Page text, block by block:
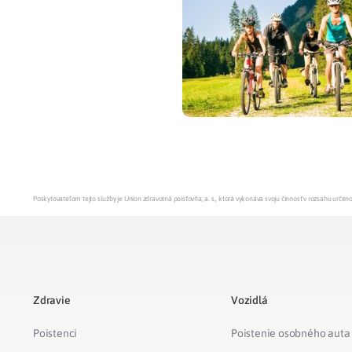
Zdravotné
Prečo Union
Poskytovateľom tejto služby je Union zdravotná poisťovňa, a. s., ktorá vykonáva svoju činnosť v rozsahu
Zdravie
Poistenci
Vozidlá
Poistenie osobného auta